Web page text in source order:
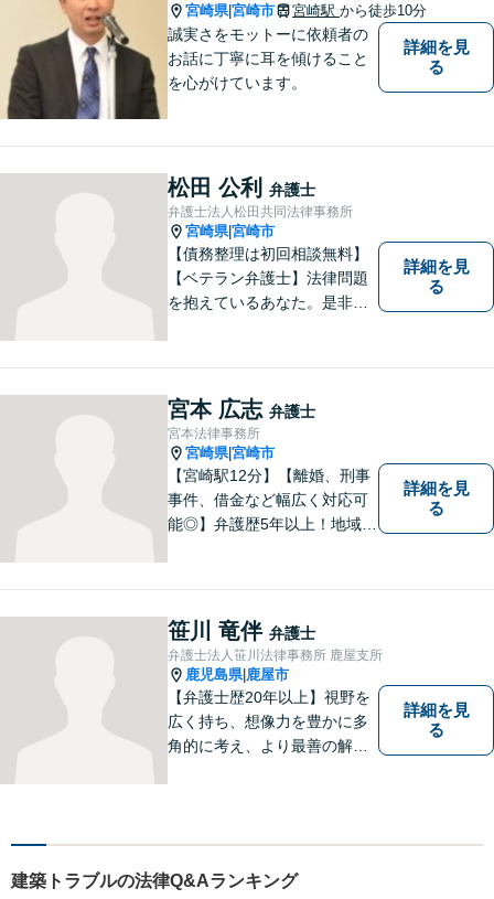
宮崎県|宮崎市 宮崎駅 から徒歩10分
誠実さをモットーに依頼者の
お話に丁寧に耳を傾けること
を心がけています。
詳細を見
る
松田 公利 弁護士
弁護士法人松田共同法律事務所
宮崎県|宮崎市
【債務整理は初回相談無料】
【ベテラン弁護士】法律問題
を抱えているあなた。是非一
詳細を見
る
宮本 広志 弁護士
宮本法律事務所
宮崎県|宮崎市
【宮崎駅12分】【離婚、刑事
事件、借金など幅広く対応可
能◎】弁護歴5年以上！地域に
お困りごとがあれば、お気軽
にご相談ください。迅速・適
切な解決を目指し尽力しま
す。
詳細を見
る
笹川 竜伴 弁護士
弁護士法人笹川法律事務所 鹿屋支所
鹿児島県| 鹿屋市
【弁護士歴20年以上】視野を
広く持ち、想像力を豊かに多
角的に考え、より最善の解決
ポートいたします。
詳細を見
る
建築トラブルの法律Q&Aランキング